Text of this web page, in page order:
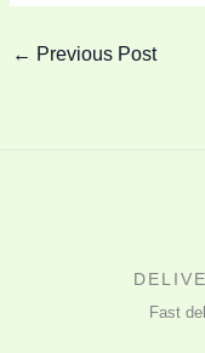
← Previous Post
Fast